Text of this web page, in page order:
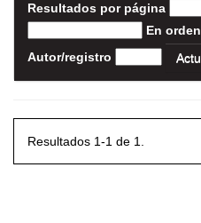
Resultados por página
En orden
Autor/registro
Resultados 1-1 de 1.